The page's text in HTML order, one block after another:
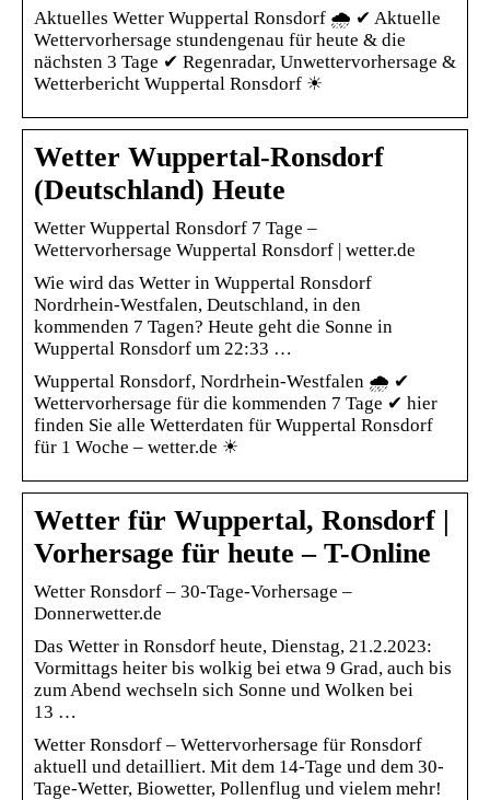
Aktuelles Wetter Wuppertal Ronsdorf 🌧️ ✔ Aktuelle
Wettervorhersage stundengenau für heute & die
nächsten 3 Tage ✔ Regenradar, Unwettervorhersage &
Wetterbericht Wuppertal Ronsdorf ☀
Wetter Wuppertal-Ronsdorf
(Deutschland) Heute
Wetter Wuppertal Ronsdorf 7 Tage –
Wettervorhersage Wuppertal Ronsdorf | wetter.de
Wie wird das Wetter in Wuppertal Ronsdorf
Nordrhein-Westfalen, Deutschland, in den
kommenden 7 Tagen? Heute geht die Sonne in
Wuppertal Ronsdorf um 22:33 …
Wuppertal Ronsdorf, Nordrhein-Westfalen 🌧️ ✔
Wettervorhersage für die kommenden 7 Tage ✔ hier
finden Sie alle Wetterdaten für Wuppertal Ronsdorf
für 1 Woche – wetter.de ☀
Wetter für Wuppertal, Ronsdorf |
Vorhersage für heute – T-Online
Wetter Ronsdorf – 30-Tage-Vorhersage –
Donnerwetter.de
Das Wetter in Ronsdorf heute, Dienstag, 21.2.2023:
Vormittags heiter bis wolkig bei etwa 9 Grad, auch bis
zum Abend wechseln sich Sonne und Wolken bei
13 …
Wetter Ronsdorf – Wettervorhersage für Ronsdorf
aktuell und detailliert. Mit dem 14-Tage und dem 30-
Tage-Wetter, Biowetter, Pollenflug und vielem mehr!